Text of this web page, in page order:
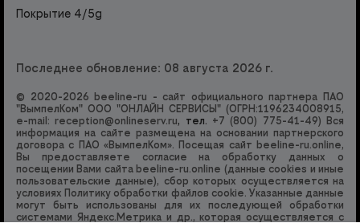
Покрытие 4/5g
Последнее обновление: 08 августа 2026 г.
© 2020-2026 beeline-ru - сайт официального партнера ПАО
"ВымпелКом" ООО "ОНЛАЙН СЕРВИСЫ" (ОГРН:1196234008915,
e-mail:reception@onlineserv.ru, тел. +7 (800) 775-41-49) Вся
информация на сайте размещена на основании партнерского
договора с ПАО «ВымпелКом». Посещая сайт beeline-ru.online,
Вы предоставляете согласие на обработку данных о
посещении Вами сайта beeline-ru.online (данные cookies и иные
пользовательские данные), сбор которых осуществляется на
условиях Политику обработки файлов cookie. Указанные данные
могут быть использованы для их последующей обработки
системами Яндекс.Метрика и др., которая осуществляется с